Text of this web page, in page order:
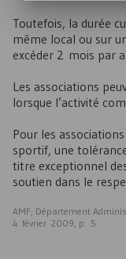
Toutefois, la durée
même local ou sur
excéder 2 mois par
Les associations
lorsque l’activité
Pour les
sportif, une
titre exceptionnel
soutien dans le
AMF, Département
4 février 2009, p. 5